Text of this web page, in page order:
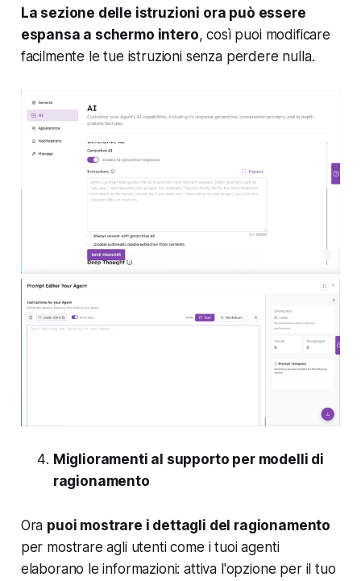
La sezione delle istruzioni ora può essere
espansa a schermo intero, così puoi modificare
facilmente le tue istruzioni senza perdere nulla.
Miglioramenti al supporto per modelli di
ragionamento
Ora puoi mostrare i dettagli del ragionamento
per mostrare agli utenti come i tuoi agenti
elaborano le informazioni: attiva l'opzione per il tuo